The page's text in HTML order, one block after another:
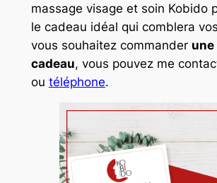
massage visage et soin Kobido
le cadeau idéal qui comblera
vous souhaitez commander
cadeau, vous pouvez me
ou téléphone.